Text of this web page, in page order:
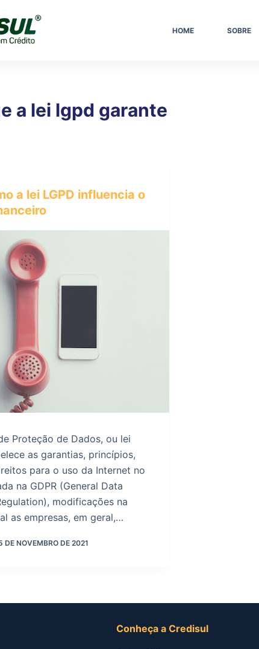
HOME SOBRE
a lei lgpd garante
a lei LGPD influencia o
Proteção de Dados, ou lei
as garantias, princípios,
para o uso da Internet no
na GDPR (General Data
modificações na
as empresas, em geral,…
DE NOVEMBRO DE 2021
Conheça a Credisul